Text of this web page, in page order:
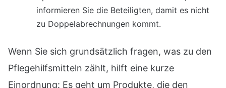
informieren Sie die Beteiligten, damit es nicht
zu Doppelabrechnungen kommt.
Wenn Sie sich grundsätzlich fragen, was zu den
Pflegehilfsmitteln zählt, hilft eine kurze
Einordnung: Es geht um Produkte, die den